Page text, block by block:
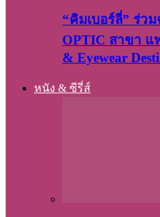
“คิมเบอร์ลี่” ร่ว
OPTIC สาขา แ
& Eyewear
หนัง & ซีรี่ส์